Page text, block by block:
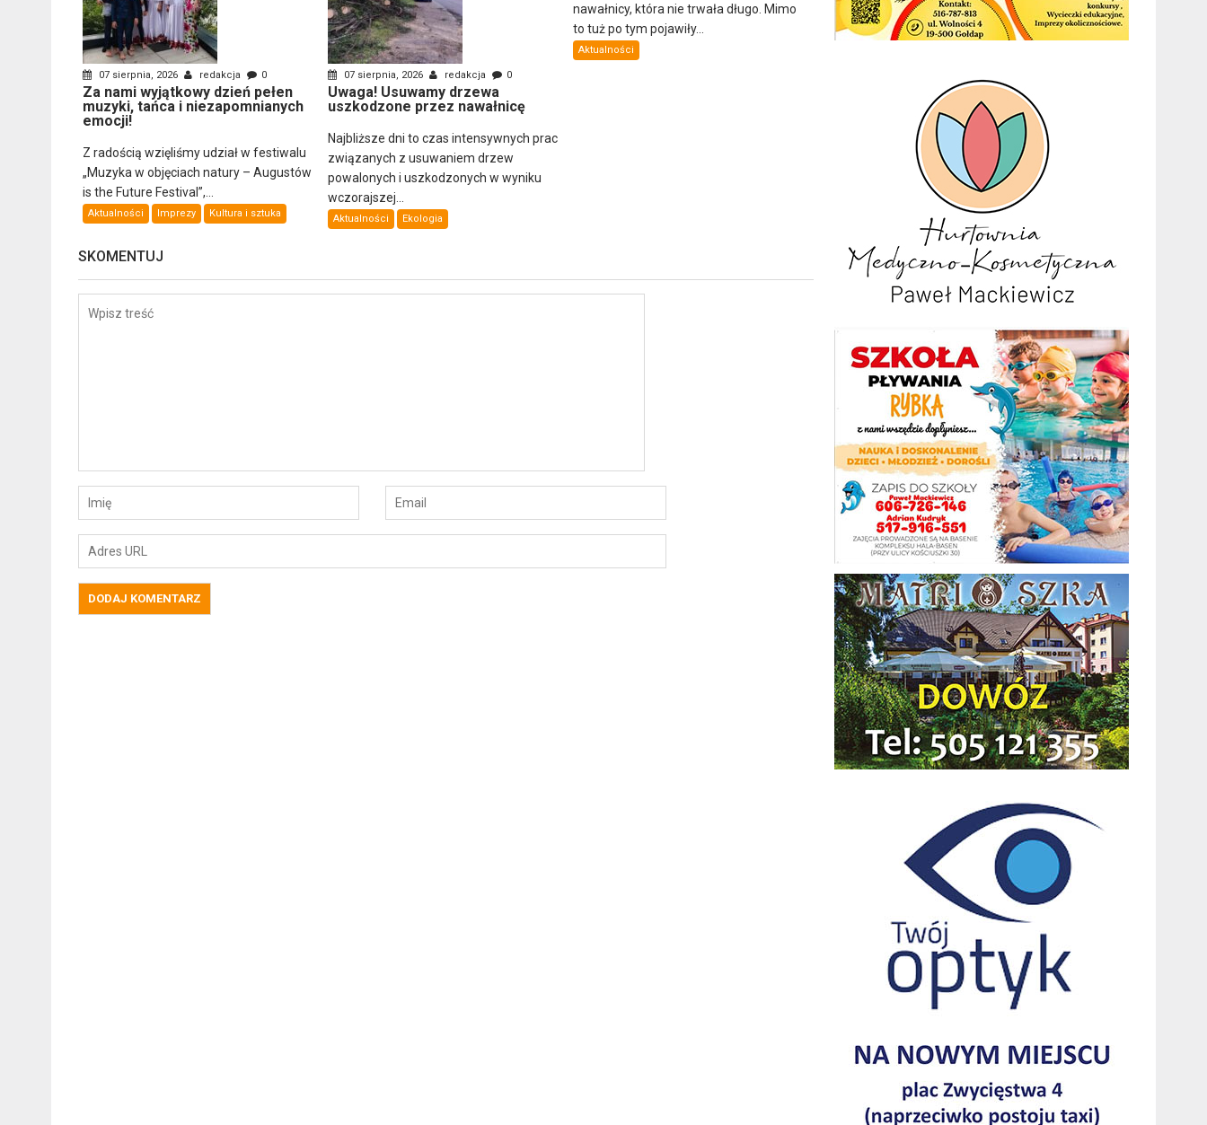
07 sierpnia, 2026 redakcja 0
Za nami wyjątkowy dzień pełen
muzyki, tańca i niezapomnianych
emocji!
Z radością wzięliśmy udział w festiwalu
„Muzyka w objęciach natury – Augustów
is the Future Festival”,...
Aktualności Imprezy Kultura i sztuka
07 sierpnia, 2026 redakcja 0
Uwaga! Usuwamy drzewa
uszkodzone przez nawałnicę
Najbliższe dni to czas intensywnych prac
związanych z usuwaniem drzew
powalonych i uszkodzonych w wyniku
wczorajszej...
Aktualności Ekologia
nawałnicy, która nie trwała długo. Mimo
to tuż po tym pojawiły...
Aktualności
SKOMENTUJ